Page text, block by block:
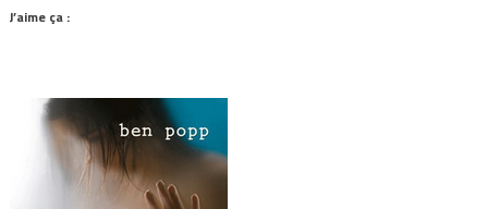
J’aime ça :